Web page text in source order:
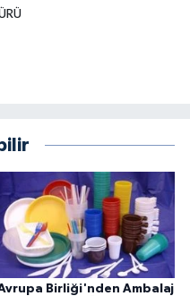
Birliği'nden Ambalaj